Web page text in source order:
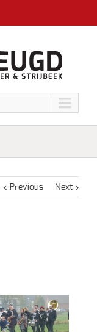
Previous Next